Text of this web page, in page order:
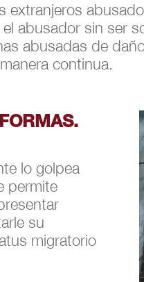
extranjeros
abusador sin ser
abusadas de
continua.
lo golpea
permite
su
migratorio